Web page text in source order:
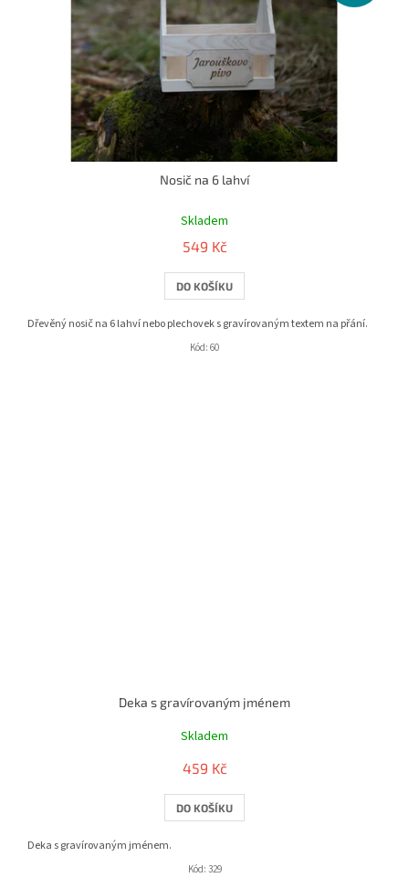
Nosič na 6 lahví
hodnocení
je
5,0
z
5
hvězdiček.
Skladem
549 Kč
DO KOŠÍKU
Dřevěný nosič na 6 lahví nebo plechovek s gravírovaným textem na přání.
Kód: 60
Deka s gravírovaným jménem
Skladem
459 Kč
DO KOŠÍKU
Deka s gravírovaným jménem.
Kód: 329